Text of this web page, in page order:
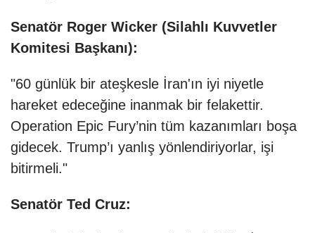
Senatör Roger Wicker (Silahlı Kuvvetler
Komitesi Başkanı):
"60 günlük bir ateşkesle İran'ın iyi niyetle
hareket edeceğine inanmak bir felakettir.
Operation Epic Fury’nin tüm kazanımları boşa
gidecek. Trump’ı yanlış yönlendiriyorlar, işi
bitirmeli."
Senatör Ted Cruz: